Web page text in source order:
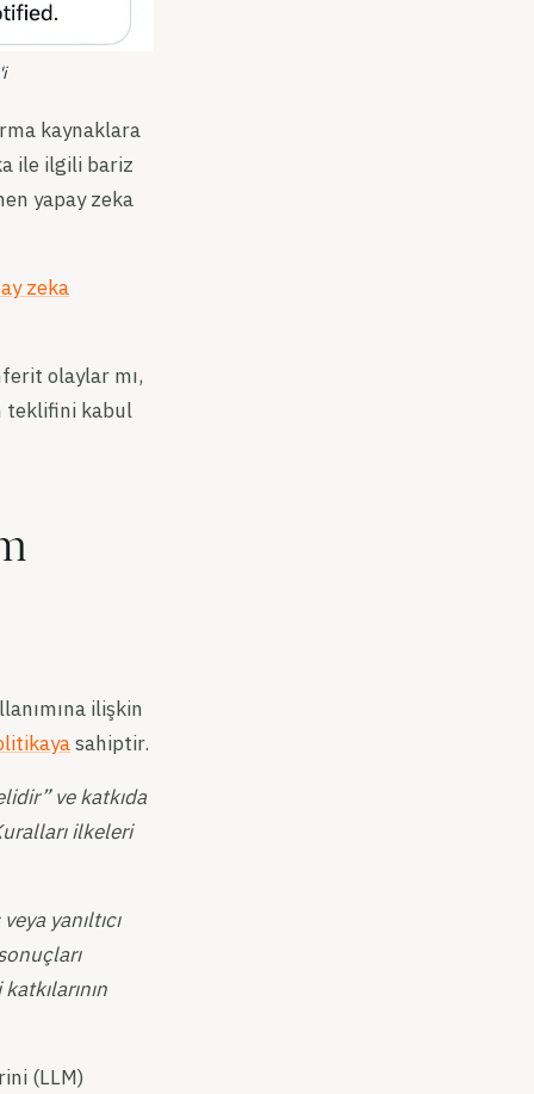
kaynaklara
ile ilgili bariz
yapay zeka
zeka
olaylar mı,
teklifini kabul
ilişkin
sahiptir.
ve katkıda
ilkeleri
yanıltıcı
(LLM)